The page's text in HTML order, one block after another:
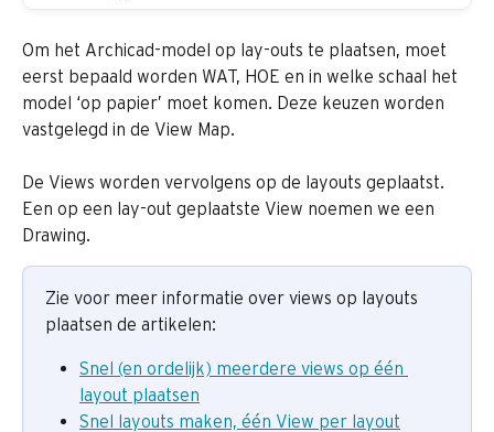
Om het Archicad-model op lay-outs te plaatsen, moet
eerst bepaald worden WAT, HOE en in welke schaal het
model ‘op papier’ moet komen. Deze keuzen worden
vastgelegd in de View Map.
De Views worden vervolgens op de layouts geplaatst.
Een op een lay-out geplaatste View noemen we een
Drawing.
Zie voor meer informatie over views op layouts
plaatsen de artikelen:
Snel (en ordelijk) meerdere views op één
layout plaatsen
Snel layouts maken, één View per layout